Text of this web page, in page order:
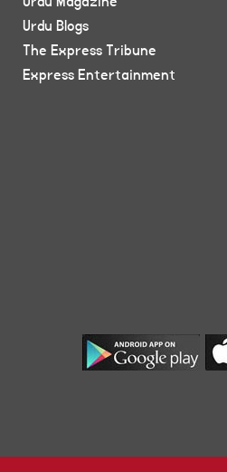
Urdu Blogs
The Express Tribune
Express Entertainment